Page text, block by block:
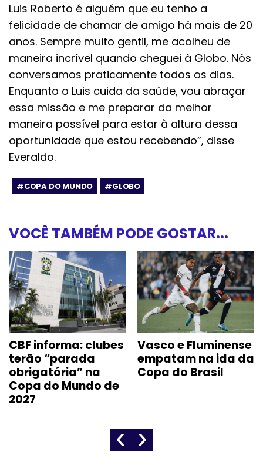
Luis Roberto é alguém que eu tenho a
felicidade de chamar de amigo há mais de 20
anos. Sempre muito gentil, me acolheu de
maneira incrível quando cheguei à Globo. Nós
conversamos praticamente todos os dias.
Enquanto o Luis cuida da saúde, vou abraçar
essa missão e me preparar da melhor
maneira possível para estar à altura dessa
oportunidade que estou recebendo”, disse
Everaldo.
#COPA DO MUNDO #GLOBO
VOCÊ TAMBÉM PODE GOSTAR...
CBF informa: clubes
terão “parada
obrigatória” na
Copa do Mundo de
2027
Vasco e Fluminense
empatam na ida da
Copa do Brasil
‹ ›